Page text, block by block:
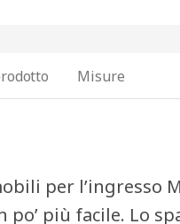
Misure
per l’ingresso
più facile. Lo